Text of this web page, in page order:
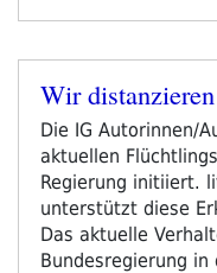
Zeisl“
Veröffentlicht
Wir
Die IG Autorinnen/
aktuellen
Regierung initiiert.
unterstützt diese
Das aktuelle
Bundesregierung